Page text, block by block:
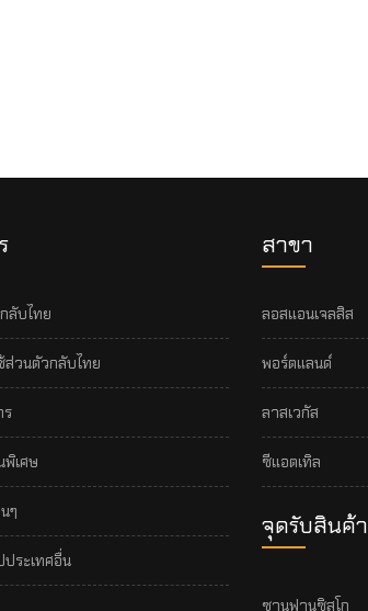
ลับไทย
ส่วนตัวกลับไทย
ร
พิเศษ
ๆ
ประเทศอื่น
สาขา
ลอสแอนเจลสิส
พอร์ตแลนด์
ลาสเวกัส
ซีแอตเทิล
จุดรับสินค้า
ซานฟานซิสโก